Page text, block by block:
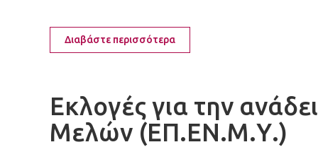
Διαβάστε περισσότερα
Εκλογές για την
Μελών (ΕΠ.ΕΝ.Μ.Υ.)